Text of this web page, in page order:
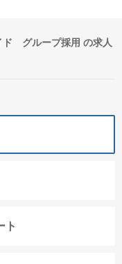
ド グループ採用 の求人
ト